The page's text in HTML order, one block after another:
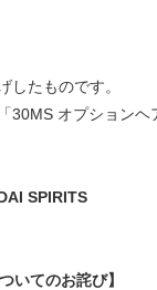
たものです。
オプションヘ
SPIRITS
いてのお詫び】